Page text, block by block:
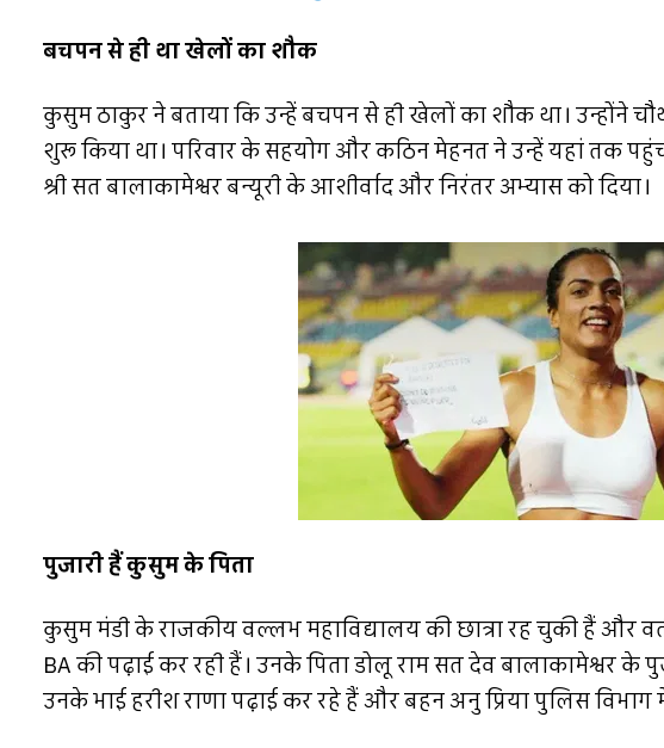
बचपन से ही था खेलों का शौक
कुसुम ठाकुर ने बताया कि उन्हें बचपन से ही खेलों का शौक था। उन्होंने
शुरू किया था। परिवार के सहयोग और कठिन मेहनत ने उन्हें यहां तक
श्री सत बालाकामेश्वर बन्यूरी के आशीर्वाद और निरंतर अभ्यास को दिया।
पुजारी हैं कुसुम के पिता
कुसुम मंडी के राजकीय वल्लभ महाविद्यालय की छात्रा रह चुकी हैं और
BA की पढ़ाई कर रही हैं। उनके पिता डोलू राम सत देव बालाकामेश्वर के
उनके भाई हरीश राणा पढ़ाई कर रहे हैं और बहन अनु प्रिया पुलिस